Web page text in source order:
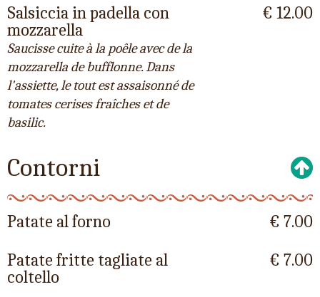
Salsiccia in padella con
mozzarella
Saucisse cuite à la poêle avec de la
mozzarella de bufflonne. Dans
l'assiette, le tout est assaisonné de
tomates cerises fraîches et de
basilic.
€ 12.00
Contorni
Patate al forno
€ 7.00
Patate fritte tagliate al
coltello
€ 7.00